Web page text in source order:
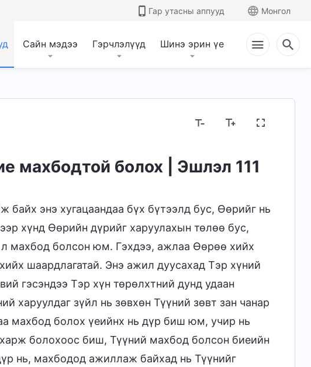
Гар утасны аппууд Монгол
Сайн мэдээ Гэрчлэлүүд Шинэ эрин үе
юу байгаа, Тэр юу болох Библийн тухай нууцууд
махбодтой болох | Эшлэл 111
энэ хугацаандаа бүх бүтээлд бус, Өөрийг нь
хүнд Өөрийн дүрийг харуулахын төлөө бус,
махбод болсон юм. Гэхдээ, ажлаа Өөрөө хийх
шаардлагатай. Энэ ажил дуусахад Тэр хүний
гэсэндээ Тэр хүн төрөлхтний дунд удаан
харуулдаг зүйл нь зөвхөн Түүний зөвт зан чанар
махбод болох үеийнх нь дүр биш юм, учир нь
болохоос биш, Түүний махбод болсон биеийн
нь, махбодод ажиллаж байхад нь Түүнийг